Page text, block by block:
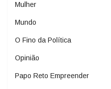
Mulher
Mundo
O Fino da Política
Opinião
Papo Reto Empreender